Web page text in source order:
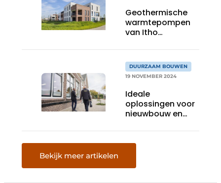
Geothermische
warmtepompen
van Itho
definiëren
duurzaamheid
van woonproject
Schoem
DUURZAAM BOUWEN
19 NOVEMBER 2024
Ideale
oplossingen voor
nieuwbouw en
Bekijk meer artikelen